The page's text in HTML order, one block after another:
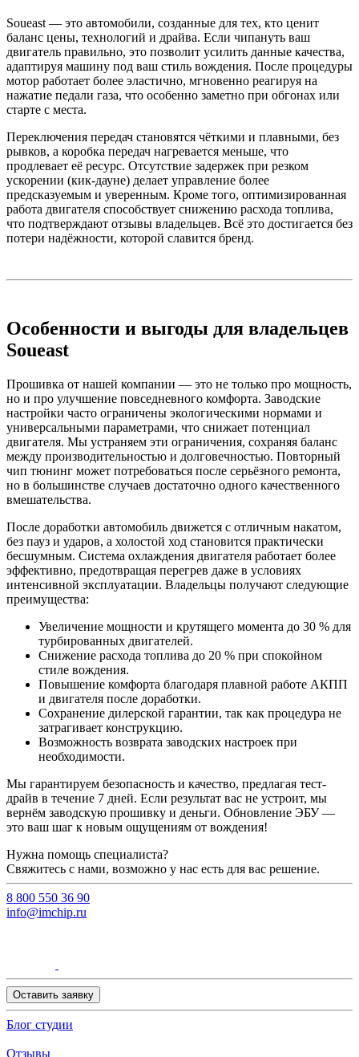
Soueast — это автомобили, созданные для тех, кто ценит
баланс цены, технологий и драйва. Если чипануть ваш
двигатель правильно, это позволит усилить данные качества,
адаптируя машину под ваш стиль вождения. После процедуры
мотор работает более эластично, мгновенно реагируя на
нажатие педали газа, что особенно заметно при обгонах или
старте с места.
Переключения передач становятся чёткими и плавными, без
рывков, а коробка передач нагревается меньше, что
продлевает её ресурс. Отсутствие задержек при резком
ускорении (кик-дауне) делает управление более
предсказуемым и уверенным. Кроме того, оптимизированная
работа двигателя способствует снижению расхода топлива,
что подтверждают отзывы владельцев. Всё это достигается без
потери надёжности, которой славится бренд.
Особенности и выгоды для владельцев
Soueast
Прошивка от нашей компании — это не только про мощность,
но и про улучшение повседневного комфорта. Заводские
настройки часто ограничены экологическими нормами и
универсальными параметрами, что снижает потенциал
двигателя. Мы устраняем эти ограничения, сохраняя баланс
между производительностью и долговечностью. Повторный
чип тюнинг может потребоваться после серьёзного ремонта,
но в большинстве случаев достаточно одного качественного
вмешательства.
После доработки автомобиль движется с отличным накатом,
без пауз и ударов, а холостой ход становится практически
бесшумным. Система охлаждения двигателя работает более
эффективно, предотвращая перегрев даже в условиях
интенсивной эксплуатации. Владельцы получают следующие
преимущества:
Увеличение мощности и крутящего момента до 30 % для
турбированных двигателей.
Снижение расхода топлива до 20 % при спокойном
стиле вождения.
Повышение комфорта благодаря плавной работе АКПП
и двигателя после доработки.
Сохранение дилерской гарантии, так как процедура не
затрагивает конструкцию.
Возможность возврата заводских настроек при
необходимости.
Мы гарантируем безопасность и качество, предлагая тест-
драйв в течение 7 дней. Если результат вас не устроит, мы
вернём заводскую прошивку и деньги. Обновление ЭБУ —
это ваш шаг к новым ощущениям от вождения!
Нужна помощь специалиста?
Свяжитесь с нами, возможно у нас есть для вас решение.
8 800 550 36 90
info@imchip.ru
Оставить заявку
Блог студии
Отзывы